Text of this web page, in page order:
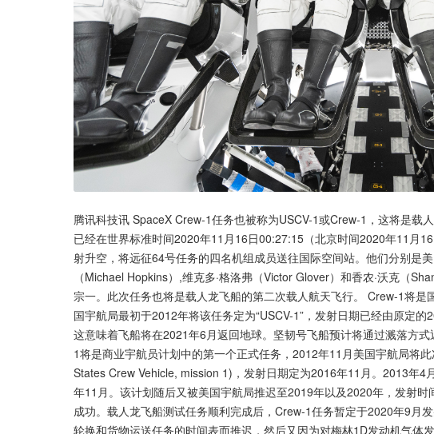
腾讯科技讯 SpaceX Crew-1任务也被称为USCV-1或Crew-1，这将是载
已经在世界标准时间2020年11月16日00:27:15（北京时间2020年11月
射升空，将远征64号任务的四名机组成员送往国际空间站。他们分别是
（Michael Hopkins）,维克多·格洛弗（Victor Glover）和香农·沃克（
宗一。此次任务也将是载人龙飞船的第二次载人航天飞行。 Crew-1将
国宇航局最初于2012年将该任务定为“USCV-1”，发射日期已经由原定
这意味着飞船将在2021年6月返回地球。坚韧号飞船预计将通过溅落方
1将是商业宇航员计划中的第一个正式任务，2012年11月美国宇航局将
States Crew Vehicle, mission 1)，发射日期定为2016年11月。2013年
年11月。该计划随后又被美国宇航局推迟至2019年以及2020年，发射
成功。载人龙飞船测试任务顺利完成后，Crew-1任务暂定于2020年9月
轮换和货物运送任务的时间表而推迟，然后又因为对梅林1D发动机气体